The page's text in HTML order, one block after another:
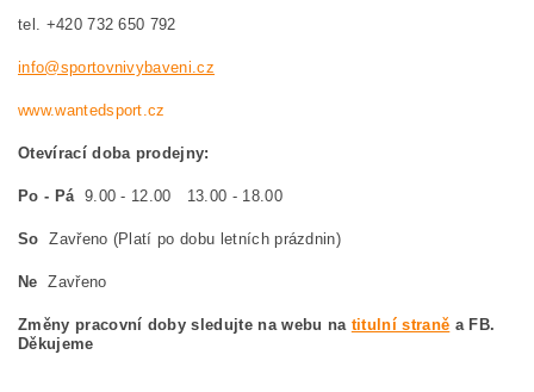
tel. +420 732 650 792
info@sportovnivybaveni.cz
www.wantedsport.cz
Otevírací doba prodejny:
Po - Pá9.00 - 12.00 13.00 - 18.00
So Zavřeno (Platí po dobu letních prázdnin)
Ne Zavřeno
Změny pracovní doby sledujte na webu na titulní straně a FB.
Děkujeme